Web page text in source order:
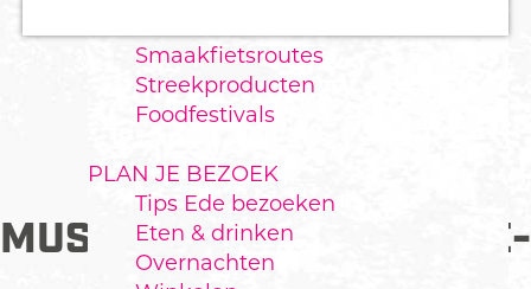
a
Smaakfietsroutes
Streekproducten
Foodfestivals
PLAN JE BEZOEK
Tips Ede bezoeken
Eten & drinken
Overnachten
MUSEUMPAREL: ROULINE-